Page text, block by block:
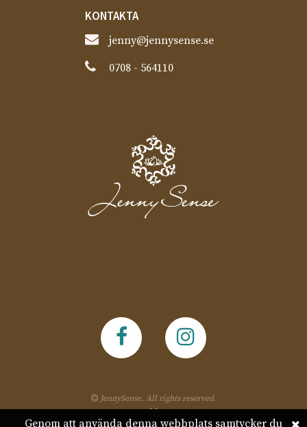
Genom att använda denna webbplats samtycker du
KONTAKTA
jenny@jennysense.se
0708 - 564110
JennySense. All rights reserved.